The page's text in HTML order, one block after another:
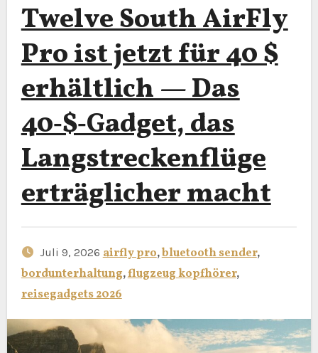
Twelve South AirFly
Pro ist jetzt für 40 $
erhältlich — Das
40‑$‑Gadget, das
Langstreckenflüge
erträglicher macht
Juli 9, 2026 airfly pro,bluetooth sender,
bordunterhaltung,flugzeug kopfhörer,
reisegadgets 2026